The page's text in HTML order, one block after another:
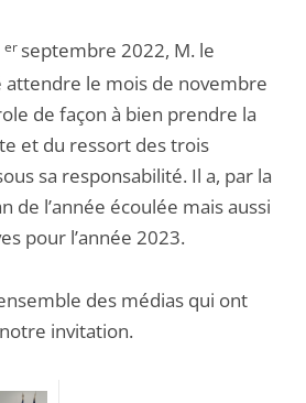
erseptembre 2022, M. le
le mois de novembre
de façon à bien prendre la
et du ressort des trois
sa responsabilité. Il a, par la
de l’année écoulée mais aussi
pour l’année 2023.
des médias qui ont
invitation.